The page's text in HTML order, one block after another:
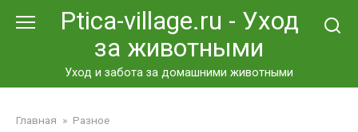
Ptica-village.ru - Уход
за животными
Уход и забота за домашними животными
Главная » Разное